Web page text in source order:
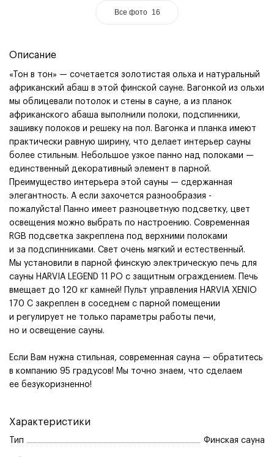
Все фото 16
Описание
« Тон в тон» — сочетается золотистая ольха и натуральный
африканский абаш в этой финской сауне. Вагонкой из ольхи
мы облицевали потолок и стены в сауне, а из планок
африканского абаша выполнили полоки, подспинники,
зашивку полоков и решеку на пол. Вагонка и планка имеют
практически равную ширину, что делает интерьер сауны
более стильным. Небольшое узкое панно над полоками —
единственный декоративный элемент в парной.
Преимущество интерьера этой сауны — сдержанная
элегантность. А если захочется разнообразия -
пожалуйста! Панно имеет разноцветную подсветку, цвет
освещения можно выбрать по настроению. Современная
RGB подсветка закреплена под верхними полоками
и за подспинниками. Свет очень мягкий и естественный.
Мы установили в парной финскую электрическую печь для
сауны HARVIA LEGEND 11 PO с защитным ограждением. Печь
вмещает до 120 кг камней! Пульт управления HARVIA XENIO
170 C закреплен в соседнем с парной помещении
и регулирует не только параметры работы печи,
но и освещение сауны.
Если Вам нужна стильная, современная сауна — обратитесь
в компанию 95 градусов! Мы точно знаем, что сделаем
ее безукоризненно!
Характеристики
Тип Финская сауна